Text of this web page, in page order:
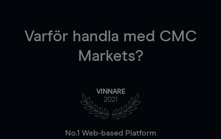
Varför handla med CMC
Markets?
VINNARE
2021
No.1 Web-based Platform